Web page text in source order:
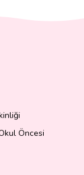
Öncesi